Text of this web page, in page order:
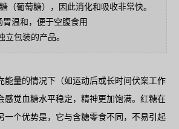
（葡萄糖），因此消化和吸收非常快。
胃温和，便于空腹食用
包装的产品。
能量的情况下（如运动后或长时间伏案工作
感觉血糖水平稳定，精神更加饱满。红糖在
一个优势是，它与含糖零食不同，不易引起